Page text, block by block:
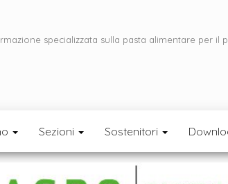
specializzata sulla pasta alimentare per il
Sezioni Sostenitori